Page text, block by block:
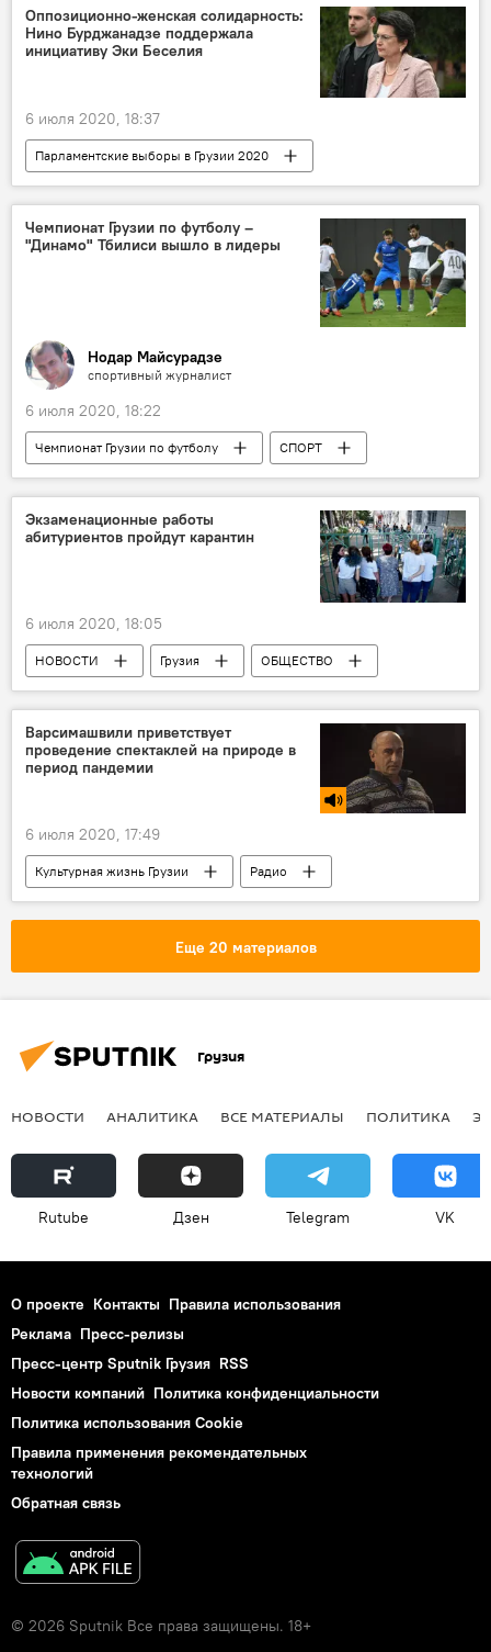
Тбилиси
Оппозиционно-женская солидарность:
Нино Бурджанадзе поддержала
инициативу Эки Беселия
6 июля 2020, 18:37
Парламентские выборы в Грузии 2020
НОВОСТИ
Грузия ПОЛИТИКА
Чемпионат Грузии по футболу –
"Динамо" Тбилиси вышло в лидеры
Нодар Майсурадзе
спортивный журналист
6 июля 2020, 18:22
Чемпионат Грузии по футболу
СПОРТ
Грузия
Обзоры
АНАЛИТИКА
Футбол
ФК "Динамо" Тбилиси
ФК "Динамо" Батуми
клуб ""Локомотив"
Экзаменационные работы
абитуриентов пройдут карантин
6 июля 2020, 18:05
НОВОСТИ Грузия
ОБЩЕСТВО
Коронавирус COVID-19
Варсимашвили приветствует
проведение спектаклей на природе в
период пандемии
6 июля 2020, 17:49
Культурная жизнь Грузии
Радио
Грузия
КУЛЬТУРА
Свободный театр
Тбилиси
Еще 20 материалов
Грузия
НОВОСТИ АНАЛИТИКА ВСЕ МАТЕРИАЛЫ ПОЛИТИКА
Rutube Дзен Telegram VK
О проекте Контакты Правила использования
Реклама Пресс-релизы
Пресс-центр Sputnik Грузия RSS
Новости компаний Политика конфиденциальности
Политика использования Cookie
Правила применения рекомендательных
технологий
Обратная связь
© 2026 Sputnik Все права защищены. 18+